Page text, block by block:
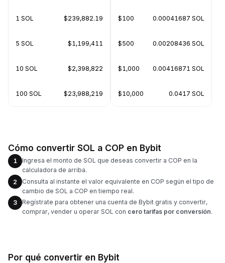
1 SOL $239,882.19
5 SOL $1,199,411
10 SOL $2,398,822
100 SOL $23,988,219
$100 0.00041687 SOL
$500 0.00208436 SOL
$1,000 0.00416871 SOL
$10,000 0.0417 SOL
Cómo convertir SOL a COP en Bybit
1
Ingresa el monto de SOL que deseas convertir a COP en la
calculadora de arriba.
2
Consulta al instante el valor equivalente en COP según el tipo de
cambio de SOL a COP en tiempo real.
3
Regístrate para obtener una cuenta de Bybit gratis y convertir,
comprar, vender u operar SOL con cero tarifas por conversión.
Por qué convertir en Bybit